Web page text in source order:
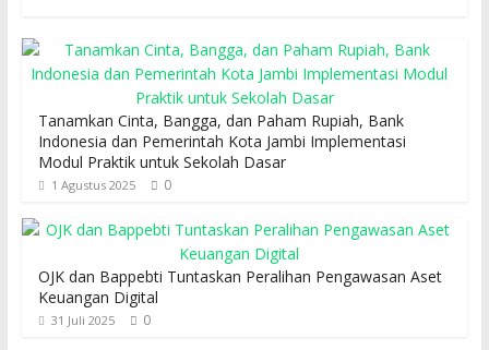
Tanamkan Cinta, Bangga, dan Paham Rupiah, Bank
Indonesia dan Pemerintah Kota Jambi Implementasi
Modul Praktik untuk Sekolah Dasar
1 Agustus 2025 0
OJK dan Bappebti Tuntaskan Peralihan Pengawasan Aset
Keuangan Digital
31 Juli 2025 0